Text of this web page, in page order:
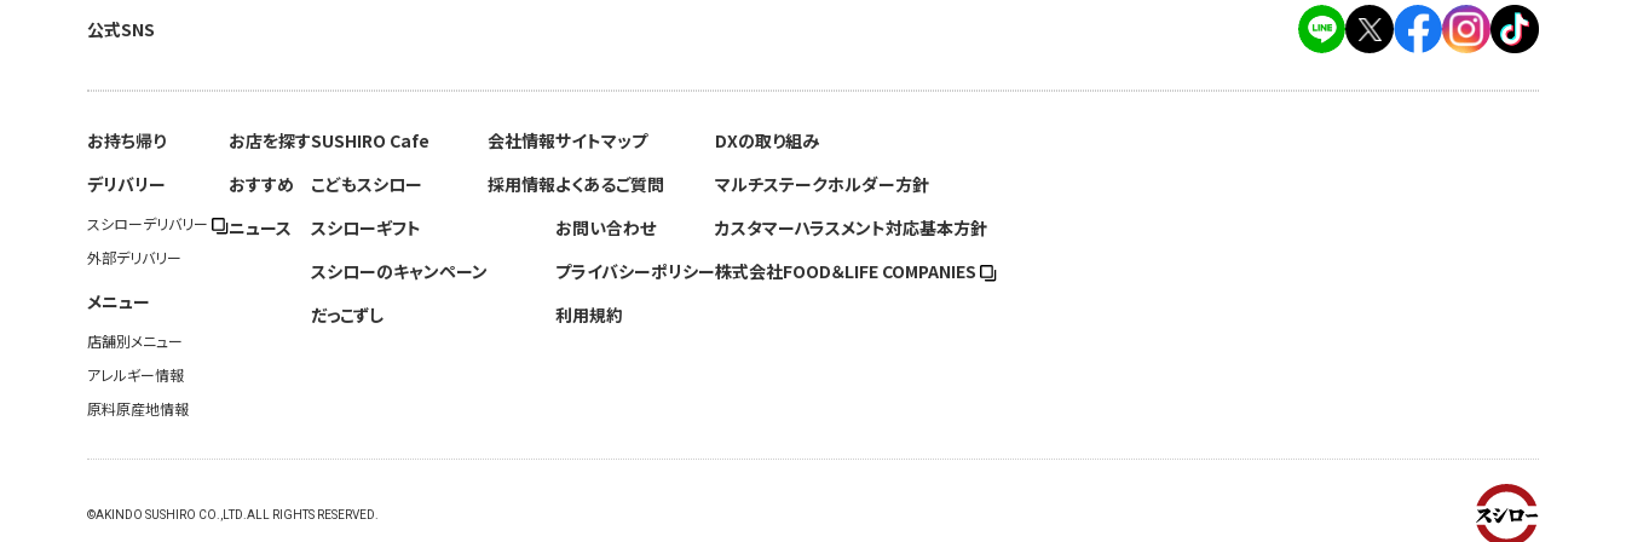
公式SNS
お持ち帰り
デリバリー
スシローデリバリー
外部デリバリー
メニュー
店舗別メニュー
アレルギー情報
原料原産地情報
お店を探す
おすすめ
ニュース
SUSHIRO Cafe
こどもスシロー
スシローギフト
スシローのキャンペーン
だっこずし
会社情報
採用情報
サイトマップ
よくあるご質問
お問い合わせ
プライバシーポリシー
利用規約
DXの取り組み
マルチステークホルダー方針
カスタマーハラスメント対応基本方針
株式会社FOOD＆LIFE COMPANIES
©AKINDO SUSHIRO CO.,LTD.ALL RIGHTS RESERVED.